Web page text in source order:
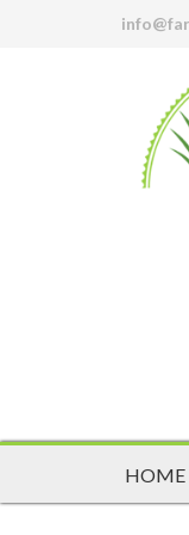
HOME